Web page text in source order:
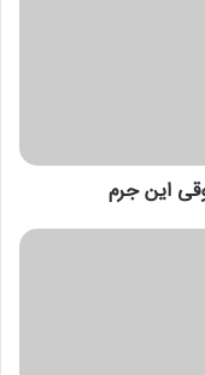
این جرم